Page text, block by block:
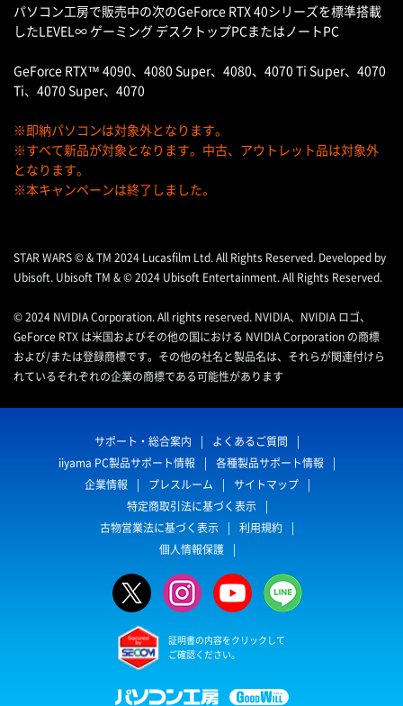
パソコン工房で販売中の次のGeForce RTX 40シリーズを標準搭載
したLEVEL∞ ゲーミング デスクトップPCまたはノートPC
GeForce RTX™ 4090、4080 Super、4080、4070 Ti Super、4070
Ti、4070 Super、4070
※即納パソコンは対象外となります。
※すべて新品が対象となります。中古、アウトレット品は対象外
となります。
※本キャンペーンは終了しました。
STAR WARS © & TM 2024 Lucasfilm Ltd. All Rights Reserved. Developed by
Ubisoft. Ubisoft TM & © 2024 Ubisoft Entertainment. All Rights Reserved.
© 2024 NVIDIA Corporation. All rights reserved. NVIDIA、NVIDIA ロゴ、
GeForce RTX は米国およびその他の国における NVIDIA Corporation の商標
および/または登録商標です。その他の社名と製品名は、それらが関連付けら
れているそれぞれの企業の商標である可能性があります
サポート・総合案内
よくあるご質問
iiyama PC製品サポート情報
各種製品サポート情報
企業情報
プレスルーム
サイトマップ
特定商取引法に基づく表示
古物営業法に基づく表示
利用規約
個人情報保護
証明書の内容をクリックして
ご確認ください。